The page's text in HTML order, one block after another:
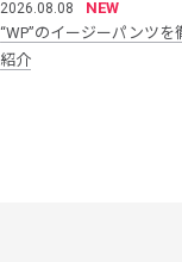
2026.08.08
NEW
“WP”のイージーパンツ
紹介